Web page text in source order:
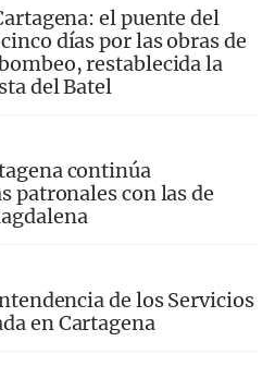
el puente del
días por las obras de
restablecida la
del Batel
continúa
patronales con las de
de los Servicios
en Cartagena